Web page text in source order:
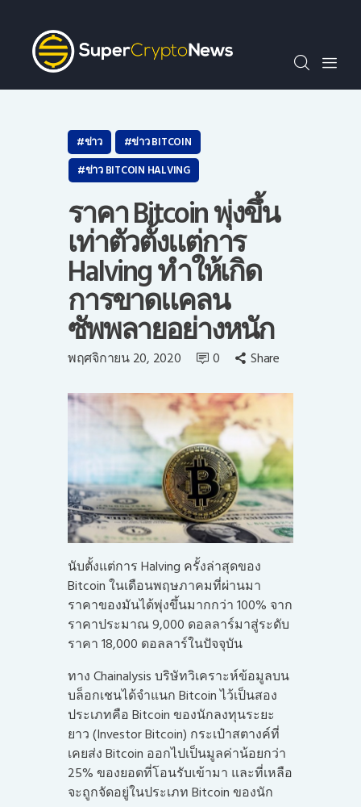
SCN30index
ข่าว
ถาม-ตอบ
ความรู้เบื้องต้น
วีดีโอ
ไทย
ข่าว
ข่าว BITCOIN
ข่าว BITCOIN HALVING
ราคา Bitcoin พุ่งขึ้น
เท่าตัวตั้งแต่การ
Halving ทำให้เกิด
การขาดแคลน
ซัพพลายอย่างหนัก
พฤศจิกายน 20, 2020 0 Share
นับตั้งแต่การ Halving ครั้งล่าสุดของ
Bitcoin ในเดือนพฤษภาคมที่ผ่านมา
ราคาของมันได้พุ่งขึ้นมากกว่า 100% จาก
ราคาประมาณ 9,000 ดอลลาร์มาสู่ระดับ
ราคา 18,000 ดอลลาร์ในปัจจุบัน
ทาง Chainalysis บริษัทวิเคราะห์ข้อมูลบน
บล็อกเชนได้จำแนก Bitcoin ไว้เป็นสอง
ประเภทคือ Bitcoin ของนักลงทุนระยะ
ยาว (Investor Bitcoin) กระเป๋าสตางค์ที่
เคยส่ง Bitcoin ออกไปเป็นมูลค่าน้อยกว่า
25% ของยอดที่โอนรับเข้ามา และที่เหลือ
จะถูกจัดอยู่ในประเภท Bitcoin ของนัก